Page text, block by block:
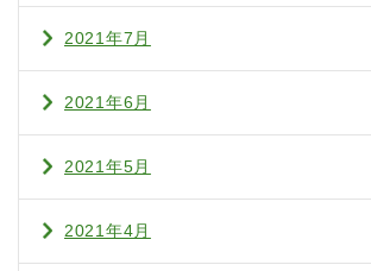
2021年7月
2021年6月
2021年5月
2021年4月